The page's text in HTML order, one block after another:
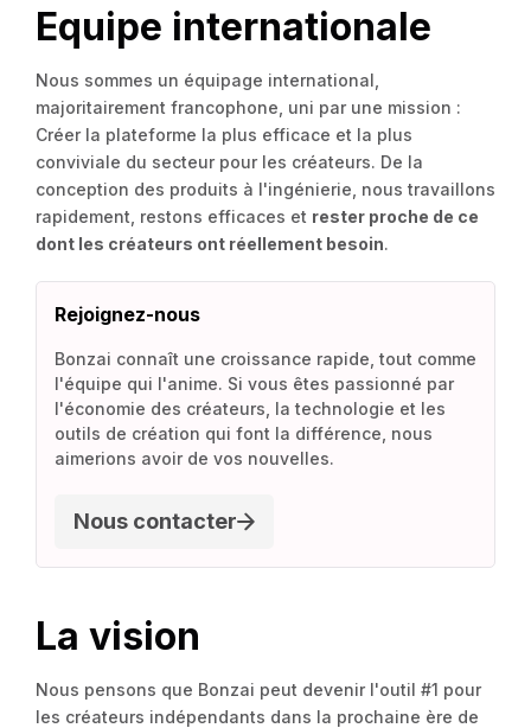
Equipe internationale
Nous sommes un équipage international,
majoritairement francophone, uni par une mission :
Créer la plateforme la plus efficace et la plus
conviviale du secteur pour les créateurs. De la
conception des produits à l'ingénierie, nous travaillons
rapidement, restons efficaces et rester proche de ce
dont les créateurs ont réellement besoin.
Rejoignez-nous
Bonzai connaît une croissance rapide, tout comme
l'équipe qui l'anime. Si vous êtes passionné par
l'économie des créateurs, la technologie et les
outils de création qui font la différence, nous
aimerions avoir de vos nouvelles.
Nous contacter
La vision
Nous pensons que Bonzai peut devenir l'outil #1 pour
les créateurs indépendants dans la prochaine ère de